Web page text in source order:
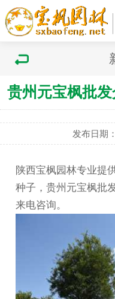
贵州元宝枫批
发布日期
陕西宝枫园林专业提
种子，贵州元宝枫批
来电咨询。